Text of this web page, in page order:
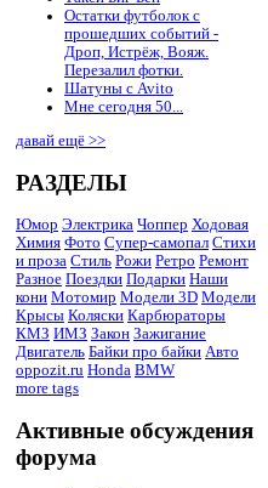
Остатки футболок с
прошедших событий -
Дроп, Истрёж, Вояж.
Перезалил фотки.
Шатуны с Avito
Мне сегодня 50...
давай ещё >>
РАЗДЕЛЫ
Юмор Электрика Чоппер Ходовая
Химия Фото Супер-самопал Стихи
и проза Стиль Рожи Ретро Ремонт
Разное Поездки Подарки Наши
кони Мотомир Модели 3D Модели
Крысы Коляски Карбюраторы
КМЗ ИМЗ Закон Зажигание
Двигатель Байки про байки Авто
oppozit.ru Honda BMW
more tags
Активные обсуждения
форума